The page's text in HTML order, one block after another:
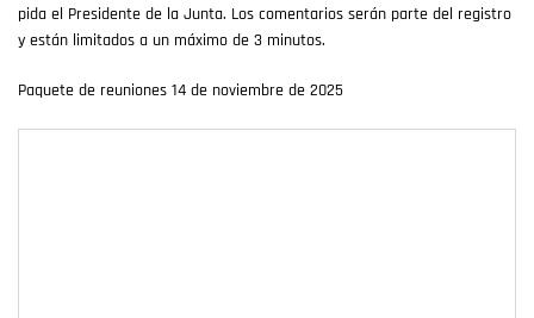
pida el Presidente de la Junta. Los comentarios serán parte del registro
y están limitados a un máximo de 3 minutos.
Paquete de reuniones 14 de noviembre de 2025